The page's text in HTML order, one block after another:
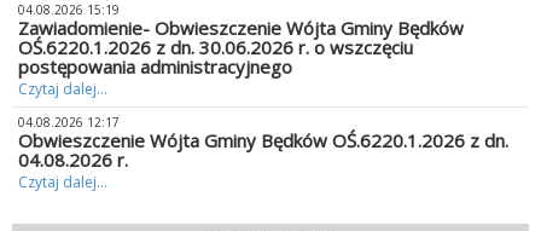
04.08.2026 15:19
Zawiadomienie- Obwieszczenie Wójta Gminy Będków
OŚ.6220.1.2026 z dn. 30.06.2026 r. o wszczęciu
postępowania administracyjnego
Czytaj dalej...
04.08.2026 12:17
Obwieszczenie Wójta Gminy Będków OŚ.6220.1.2026 z dn.
04.08.2026 r.
Czytaj dalej...